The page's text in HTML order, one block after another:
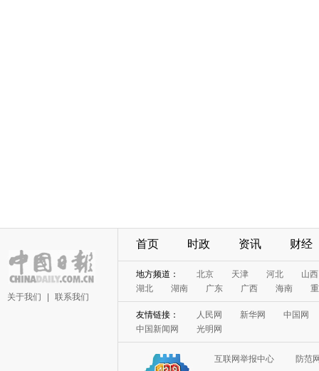
关于我们 联系我们
首页 时政 资讯 财经
地方频道： 北京 天津 河北
山西
湖北
湖南 广东 广西 海南
友情链接： 人民网 新华网
中国网
中国新闻网
光明网
互联网举报中心
防范